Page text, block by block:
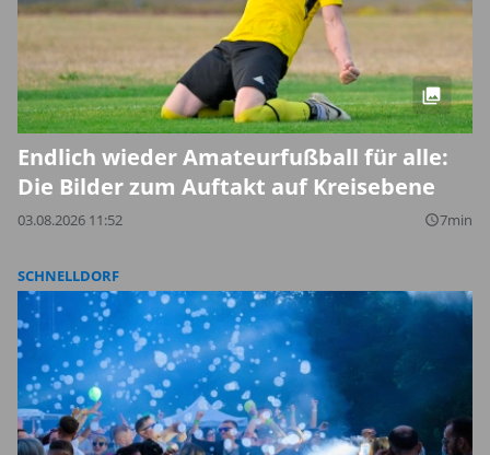
Endlich wieder Amateurfußball für alle:
Die Bilder zum Auftakt auf Kreisebene
03.08.2026 11:52 query_builder7min
SCHNELLDORF